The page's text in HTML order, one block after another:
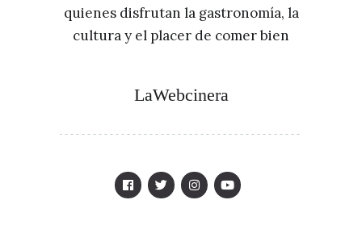
quienes disfrutan la gastronomía, la
cultura y el placer de comer bien
LaWebcinera